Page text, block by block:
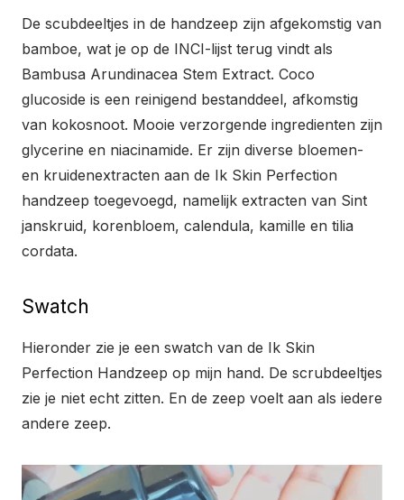
De scubdeeltjes in de handzeep zijn afgekomstig van
bamboe, wat je op de INCI-lijst terug vindt als
Bambusa Arundinacea Stem Extract. Coco
glucoside is een reinigend bestanddeel, afkomstig
van kokosnoot. Mooie verzorgende ingredienten zijn
glycerine en niacinamide. Er zijn diverse bloemen-
en kruidenextracten aan de Ik Skin Perfection
handzeep toegevoegd, namelijk extracten van Sint
janskruid, korenbloem, calendula, kamille en tilia
cordata.
Swatch
Hieronder zie je een swatch van de Ik Skin
Perfection Handzeep op mijn hand. De scrubdeeltjes
zie je niet echt zitten. En de zeep voelt aan als iedere
andere zeep.